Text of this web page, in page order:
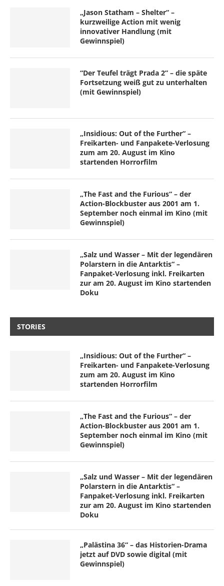
„Jason Statham – Shelter“ –
kurzweilige Action mit wenig
innovativer Handlung (mit
Gewinnspiel)
“Der Teufel trägt Prada 2” – die späte
Fortsetzung weiß gut zu unterhalten
(mit Gewinnspiel)
„Insidious: Out of the Further“ –
Freikarten- und Fanpakete-Verlosung
zum am 20. August im Kino
startenden Horrorfilm
„The Fast and the Furious“ – der
Action-Blockbuster aus 2001 am 1.
September noch einmal im Kino (mit
Gewinnspiel)
„Salz und Wasser – Mit der legendären
Polarstern in die Antarktis“ –
Fanpaket-Verlosung inkl. Freikarten
zur am 20. August im Kino startenden
Doku
STORIES
„Insidious: Out of the Further“ –
Freikarten- und Fanpakete-Verlosung
zum am 20. August im Kino
startenden Horrorfilm
„The Fast and the Furious“ – der
Action-Blockbuster aus 2001 am 1.
September noch einmal im Kino (mit
Gewinnspiel)
„Salz und Wasser – Mit der legendären
Polarstern in die Antarktis“ –
Fanpaket-Verlosung inkl. Freikarten
zur am 20. August im Kino startenden
Doku
„Palästina 36“ – das Historien-Drama
jetzt auf DVD sowie digital (mit
Gewinnspiel)